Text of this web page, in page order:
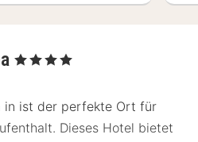
, 4 Sterne
in ist der perfekte Ort für
Dieses Hotel bietet